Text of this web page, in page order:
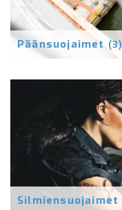
Päänsuojaimet (3)
Silmiensuojaimet